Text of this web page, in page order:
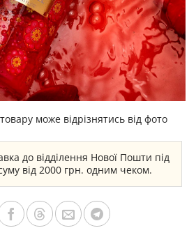
може відрізнятись від фото
до відділення Нової Пошти під
від 2000 грн. одним чеком.